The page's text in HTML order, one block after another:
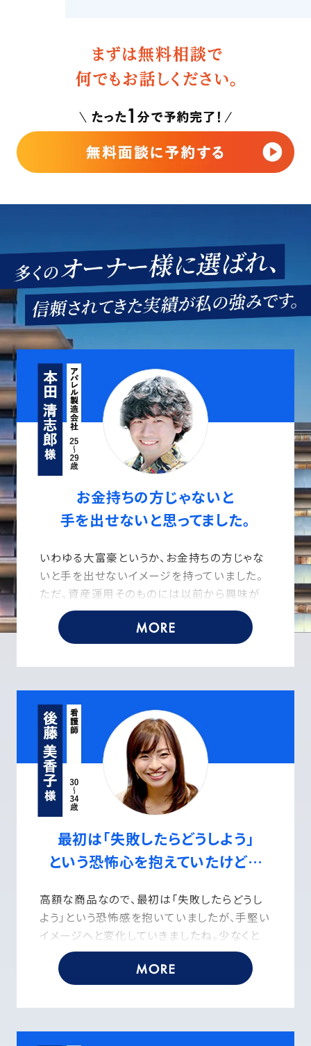
お金持ちの方じゃないと
手を出せないと思ってました。
いわゆる大富豪というか、お金持ちの方じゃな
いと手を出せないイメージを持っていました。
ただ、資産運用そのものには以前から興味が
あって。
将来的に日本の年金システムが崩壊すること
や、それをニュースで報道しないことなどを勉
強していたんですよ。
持たないといけないと思っていました。
最も興味を感じたのは、プロパティエージェン
トの物件が、東京23区の主要なエリアを中心に
展開していると聞いたときです。
エリアの需要も高いし、物件の維持も任せられ
る。入居リスクについてもいろいろと質問しまし
たが、すべて納得のいく回答をいただきました。
ら、ずっと空き部屋にはならない。シンプルにそ
う思えたので、安心して契約できました。
最初は｢失敗したらどうしよう｣
という恐怖心を抱えていたけど…
高額な商品なので、最初は「失敗したらどうし
よう」という恐怖感を抱いていましたが、手堅い
イメージへと変化していきましたね。少なくと
も、価格の上下動の激しい株式投資などと比
べるとリスクは低いかなと。
それに加えて、不動産投資は“ほったらかしてお
ける”のも大きな魅力で。私は性格上、こまめに
れはありがたかったです。